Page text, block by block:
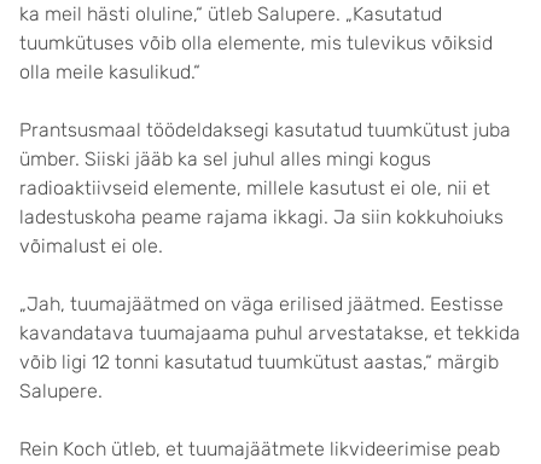
ka meil hästi oluline,“ ütleb Salupere. „Kasutatud
tuumkütuses võib olla elemente, mis tulevikus võiksid
olla meile kasulikud.“
Prantsusmaal töödeldaksegi kasutatud tuumkütust juba
ümber. Siiski jääb ka sel juhul alles mingi kogus
radioaktiivseid elemente, millele kasutust ei ole, nii et
ladestuskoha peame rajama ikkagi. Ja siin kokkuhoiuks
võimalust ei ole.
„Jah, tuumajäätmed on väga erilised jäätmed. Eestisse
kavandatava tuumajaama puhul arvestatakse, et tekkida
võib ligi 12 tonni kasutatud tuumkütust aastas,“ märgib
Salupere.
Rein Koch ütleb, et tuumajäätmete likvideerimise peab